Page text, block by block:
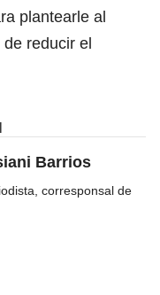
plantearle al
reducir el
Barrios
corresponsal de